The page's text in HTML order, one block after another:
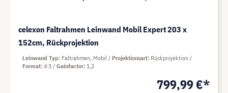
celexon Faltrahmen Leinwand Mobil Expert 203 x
152cm, Rückprojektion
799,99 €*
Leinwand Typ Faltrahmen, Mobil Projektionsart Rückprojektion
Format 4:3 Gainfactor 1,2